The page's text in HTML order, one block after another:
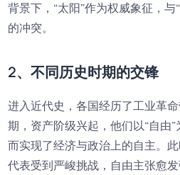
背景下，“太阳”作为权威象征，
的冲突。
2、不同历史时期的交锋
进入近代史，各国经历了工业革
期，资产阶级兴起，他们以“自由
而实现了经济与政治上的自主。
代表受到严峻挑战，自由主张愈发